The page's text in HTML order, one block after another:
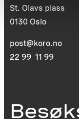
St. Olavs plass
0130 Oslo
post@koro.no
22 99 11 99